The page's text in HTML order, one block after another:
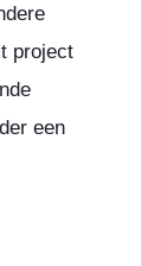
project
een